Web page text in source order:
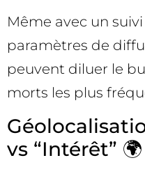
Même avec un
paramètres de
peuvent diluer le
morts les plus
vs “Intérêt” 🌍